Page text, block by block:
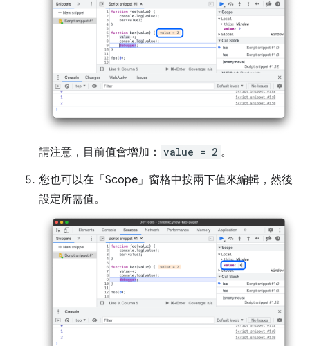
請注意，目前值會增加： value = 2 。
您也可以在「Scope」 窗格中按兩下值來編輯，然後
設定所需值。